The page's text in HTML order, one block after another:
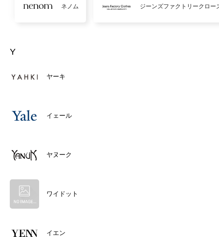
ネノム ジーンズファクトリークロー
Y
ヤーキ
イェール
ヤヌーク
ワイドット
イエン